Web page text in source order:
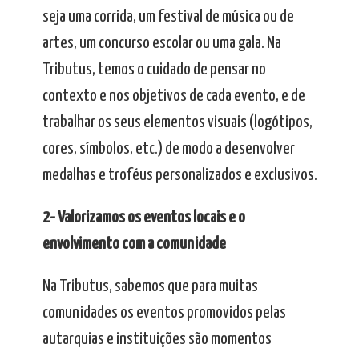
seja uma corrida, um festival de música ou de
artes, um concurso escolar ou uma gala. Na
Tributus, temos o cuidado de pensar no
contexto e nos objetivos de cada evento, e de
trabalhar os seus elementos visuais (logótipos,
cores, símbolos, etc.) de modo a desenvolver
medalhas e troféus personalizados e exclusivos.
2- Valorizamos os eventos locais e o
envolvimento com a comunidade
Na Tributus, sabemos que para muitas
comunidades os eventos promovidos pelas
autarquias e instituições são momentos